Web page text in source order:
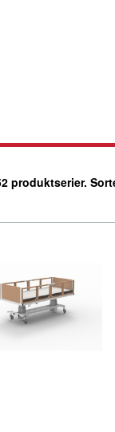
produktserier.